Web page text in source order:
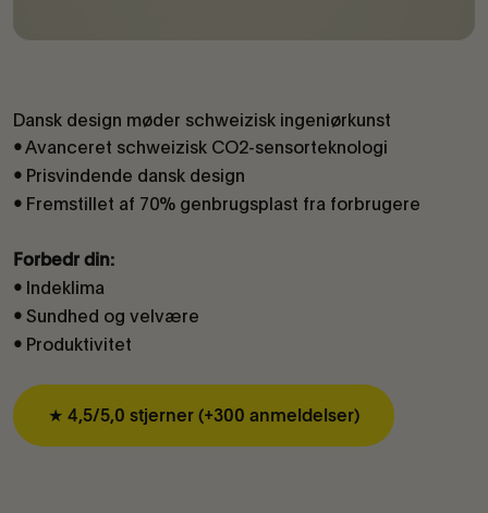
Dansk design møder schweizisk ingeniørkunst
•Avanceret schweizisk CO2-sensorteknologi
• Prisvindende dansk design
• Fremstillet af 70% genbrugsplast fra forbrugere
Forbedr din:
• Indeklima
• Sundhed og velvære
• Produktivitet
★ 4,5/5,0 stjerner (+300 anmeldelser)